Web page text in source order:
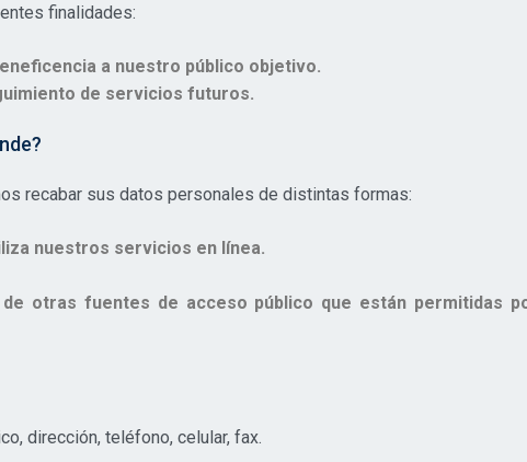
finalidades:
a nuestro público objetivo.
de servicios futuros.
recabar sus datos personales de distintas formas:
nuestros servicios en línea.
otras fuentes de acceso público que están permitidas
dirección, teléfono, celular, fax.